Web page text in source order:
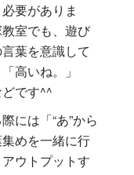
要がありま
室でも、遊び
葉を意識して
高いね。」
です^^
には「“あ”から
めを一緒に行
ウトプットす